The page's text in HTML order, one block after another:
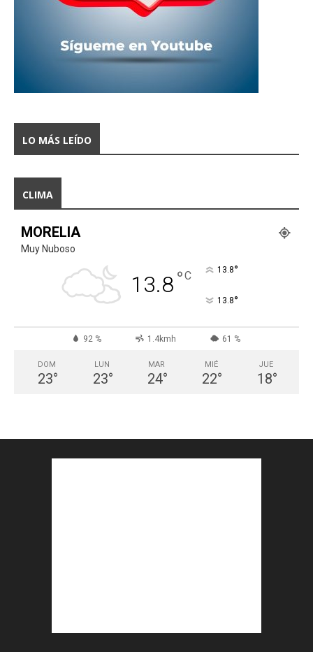
LO MÁS LEÍDO
CLIMA
MORELIA
Muy Nuboso
13.8°C 13.8°
13.8°
92 % 1.4kmh 61 %
DOM
23°
LUN
23°
MAR
24°
MIÉ
22°
JUE
18°